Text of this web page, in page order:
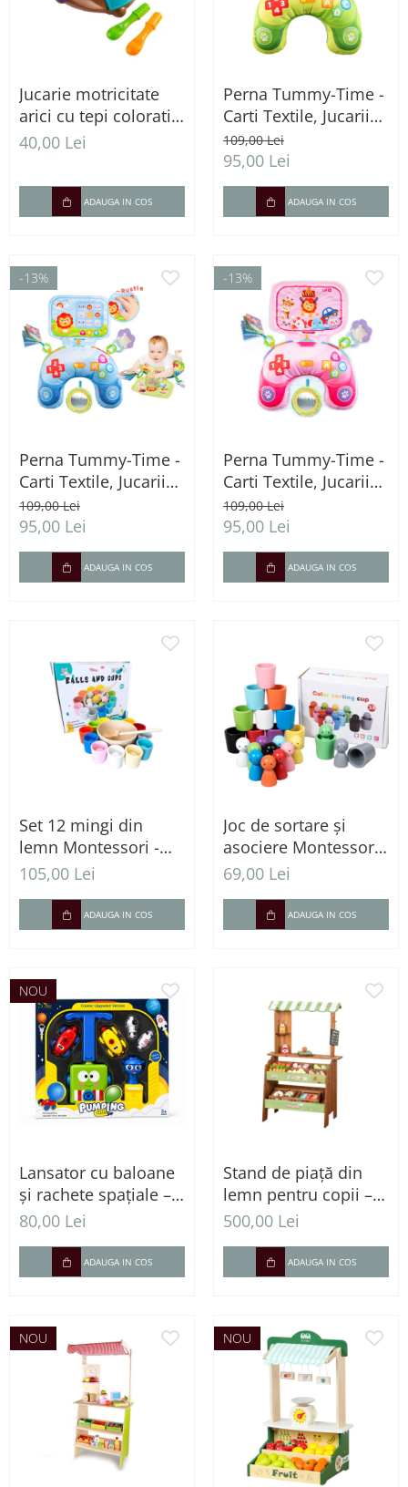
Jucarie motricitate
arici cu tepi colorati
Montessori copii 12
40,00 Lei
ADAUGA IN COS
Perna Tummy-Time -
Carti Textile, Jucarii
Senzoriale si sunete -
verde
109,00 Lei
95,00 Lei
ADAUGA IN COS
-13%
Perna Tummy-Time -
Carti Textile, Jucarii
Senzoriale si sunete -
albastru
109,00 Lei
95,00 Lei
ADAUGA IN COS
-13%
Perna Tummy-Time -
Carti Textile, Jucarii
Senzoriale si sunete -
roz
109,00 Lei
95,00 Lei
ADAUGA IN COS
Set 12 mingi din
lemn Montessori -
joc de sortare și
105,00 Lei
ADAUGA IN COS
Joc de sortare și
asociere Montessori -
12 culori
69,00 Lei
ADAUGA IN COS
NOU
Lansator cu baloane
și rachete spațiale –
Set interactiv cu
și vehicule, 3 ani+
80,00 Lei
ADAUGA IN COS
Stand de piață din
lemn pentru copii –
Magazin educativ de
500,00 Lei
ADAUGA IN COS
NOU NOU